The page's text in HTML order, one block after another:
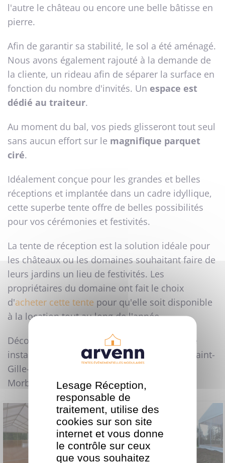
l'autre le château ou encore une belle bâtisse en
pierre.
Afin de garantir sa stabilité, le sol a été aménagé.
Nous avons également rajouté à la demande de
la cliente, un rideau afin de séparer la surface en
fonction du nombre d'invités. Un espace est
dédié au traiteur.
Au moment du bal, vos pieds glisseront tout seul
sans aucun effort sur le magnifique parquet
ciré.
Idéalement conçue pour les grandes et belles
réceptions et implantée dans un cadre idyllique,
cette superbe tente offre de belles possibilités
pour vos cérémonies et festivités.
La tente de réception est la solution idéale pour
les châteaux ou les domaines souhaitant faire de
leurs jardins un lieu de festivités. Les
propriétaires du domaine ont fait le choix
d'acheter cette tente pour qu'elle soit disponible
à la location tout au long de l'année.
Découvrez également lechapiteau mariage
installé au
Domaine de l'Etang du Bosny,
à Saint-
Gille-du-Mené près de Loudéac dans le
Morbihan.
Lesage Réception,
responsable de
traitement, utilise des
cookies sur son site
internet et vous donne
le contrôle sur ceux
que vous souhaitez